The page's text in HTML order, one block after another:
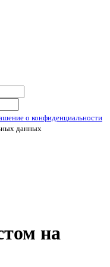
о конфиденциальности
данных
на